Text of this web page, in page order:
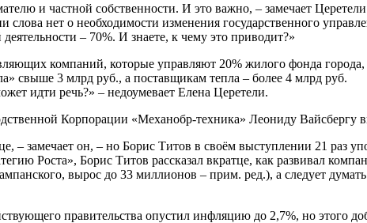
и частной собственности. И это важно, – замечает
слова нет о необходимости изменения государственного
– 70%. И знаете, к чему это приводит?»
компаний, которые управляют 20% жилого фонда
свыше 3 млрд руб., а поставщикам тепла – более 4 млрд руб.
идти речь?» – недоумевает Елена Церетели.
Корпорации «Механобр-техника» Леониду Вайсбергу
– замечает он, – но Борис Титов в своём выступлении 21 раз
Роста», Борис Титов рассказал вкратце, как развивал
вырос до 33 миллионов – прим. ред.), а следует
правительства опустил инфляцию до 2,7%, но этого